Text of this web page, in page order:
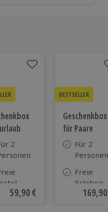
2
Auswahl
Aktueller Preis
59,90 €
BESTSELLER
Geschenkbox
für Paare
Für 2
Personen
Freie
Erlebnis-
Auswahl